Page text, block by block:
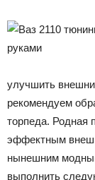
улучшить
рекомендуем
торпеда. Родная
эффектным
нынешним
выполнить